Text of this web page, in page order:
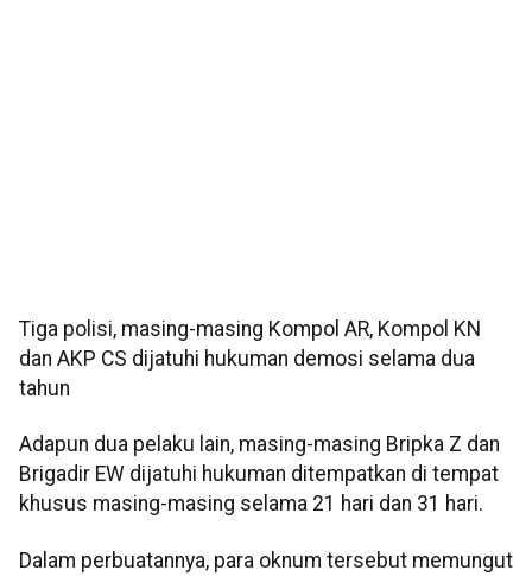
Tiga polisi, masing-masing Kompol AR, Kompol KN
dan AKP CS dijatuhi hukuman demosi selama dua
tahun
Adapun dua pelaku lain, masing-masing Bripka Z dan
Brigadir EW dijatuhi hukuman ditempatkan di tempat
khusus masing-masing selama 21 hari dan 31 hari.
Dalam perbuatannya, para oknum tersebut memungut